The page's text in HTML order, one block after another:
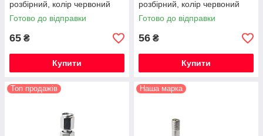
розбірний, колір червоний
Готово до відправки
65 ₴
Купити
розбірний, колір червоний
Готово до відправки
56 ₴
Купити
Топ продажів Наша марка